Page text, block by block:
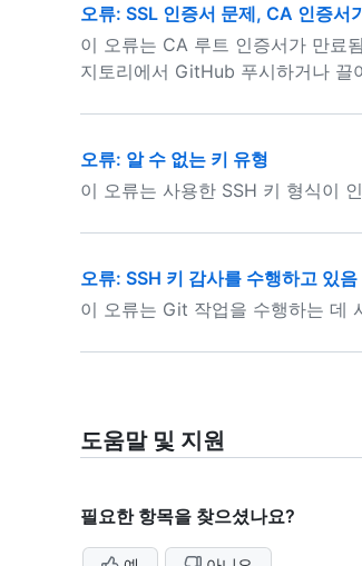
오류: SSL 인증서 문제, CA 인증서
이 오류는 CA 루트 인증서가 만료
지토리에서 GitHub 푸시하거나 끌
오류: 알 수 없는 키 유형
이 오류는 사용한 SSH 키 형식이
오류: SSH 키 감사를 수행하고 있음
이 오류는 Git 작업을 수행하는 데
도움말 및 지원
필요한 항목을 찾으셨나요?